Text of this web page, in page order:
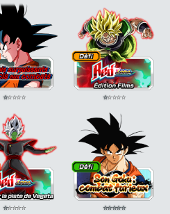
⭐⭐⭐⭐⭐ ⭐⭐⭐⭐⭐
⭐⭐⭐⭐⭐ ⭐⭐⭐⭐⭐